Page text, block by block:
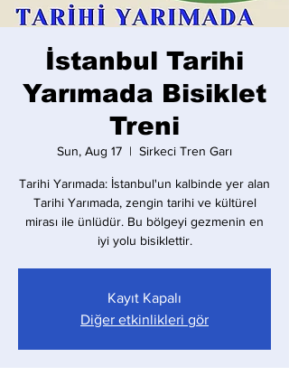
İstanbul Tarihi
Yarımada Bisiklet
Treni
Sun, Aug 17
  |
Sirkeci Tren Garı
Tarihi Yarımada: İstanbul'un kalbinde yer alan
Tarihi Yarımada, zengin tarihi ve kültürel
mirası ile ünlüdür. Bu bölgeyi gezmenin en
iyi yolu bisiklettir.
Kayıt Kapalı
Diğer etkinlikleri gör